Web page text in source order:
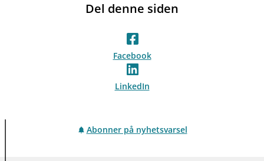
Del denne siden
Facebook
LinkedIn
Abonner på nyhetsvarsel